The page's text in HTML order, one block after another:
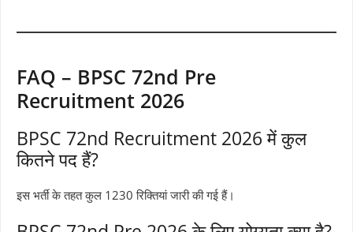
FAQ – BPSC 72nd Pre
Recruitment 2026
BPSC 72nd Recruitment 2026 में कुल
कितने पद हैं?
इस भर्ती के तहत कुल 1230 रिक्तियां जारी की गई हैं।